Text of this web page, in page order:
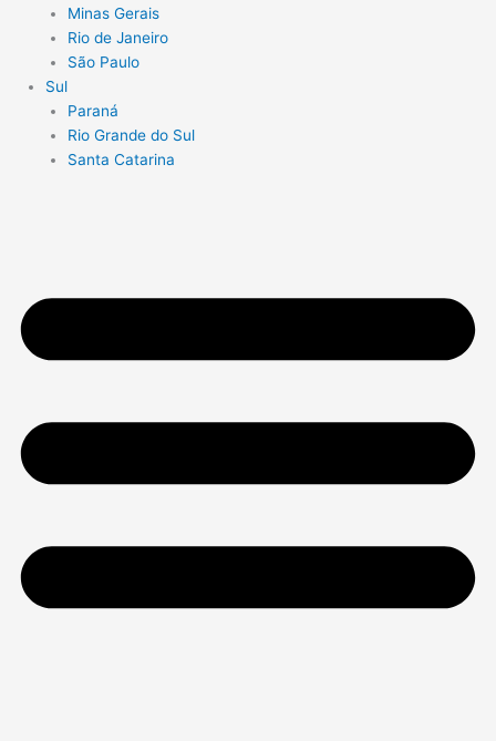
Minas Gerais
Rio de Janeiro
São Paulo
Sul
Paraná
Rio Grande do Sul
Santa Catarina